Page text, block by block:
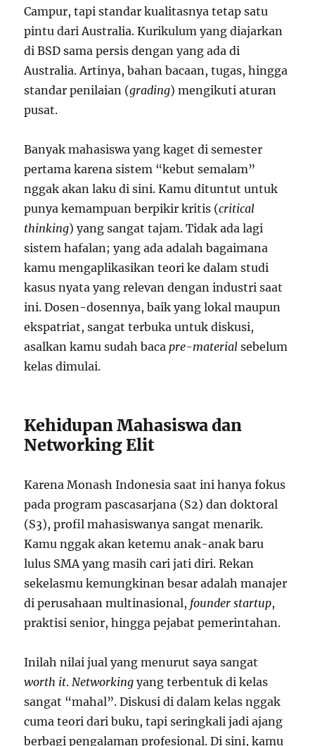
Campur, tapi standar kualitasnya tetap satu
pintu dari Australia. Kurikulum yang diajarkan
di BSD sama persis dengan yang ada di
Australia. Artinya, bahan bacaan, tugas, hingga
standar penilaian (grading) mengikuti aturan
pusat.
Banyak mahasiswa yang kaget di semester
pertama karena sistem “kebut semalam”
nggak akan laku di sini. Kamu dituntut untuk
punya kemampuan berpikir kritis (critical
thinking) yang sangat tajam. Tidak ada lagi
sistem hafalan; yang ada adalah bagaimana
kamu mengaplikasikan teori ke dalam studi
kasus nyata yang relevan dengan industri saat
ini. Dosen-dosennya, baik yang lokal maupun
ekspatriat, sangat terbuka untuk diskusi,
asalkan kamu sudah bacapre-material sebelum
kelas dimulai.
Kehidupan Mahasiswa dan
Networking Elit
Karena Monash Indonesia saat ini hanya fokus
pada program pascasarjana (S2) dan doktoral
(S3), profil mahasiswanya sangat menarik.
Kamu nggak akan ketemu anak-anak baru
lulus SMA yang masih cari jati diri. Rekan
sekelasmu kemungkinan besar adalah manajer
di perusahaan multinasional, founder startup,
praktisi senior, hingga pejabat pemerintahan.
Inilah nilai jual yang menurut saya sangat
worth it.Networking yang terbentuk di kelas
sangat “mahal”. Diskusi di dalam kelas nggak
cuma teori dari buku, tapi seringkali jadi ajang
berbagi pengalaman profesional. Di sini, kamu